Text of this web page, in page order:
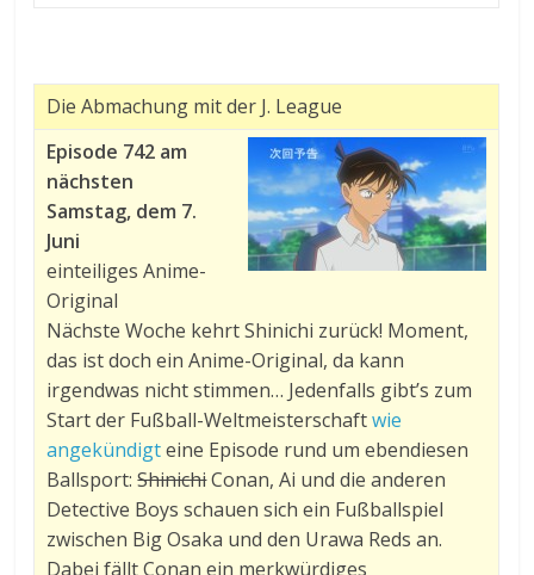
Die Abmachung mit der J. League
Episode 742 am
nächsten
Samstag, dem 7.
Juni
einteiliges Anime-
Original
Nächste Woche kehrt Shinichi zurück! Moment,
das ist doch ein Anime-Original, da kann
irgendwas nicht stimmen… Jedenfalls gibt’s zum
Start der Fußball-Weltmeisterschaftwie
angekündigteine Episode rund um ebendiesen
Ballsport:ShinichiConan, Ai und die anderen
Detective Boys schauen sich ein Fußballspiel
zwischen Big Osaka und den Urawa Reds an.
Dabei fällt Conan ein merkwürdiges